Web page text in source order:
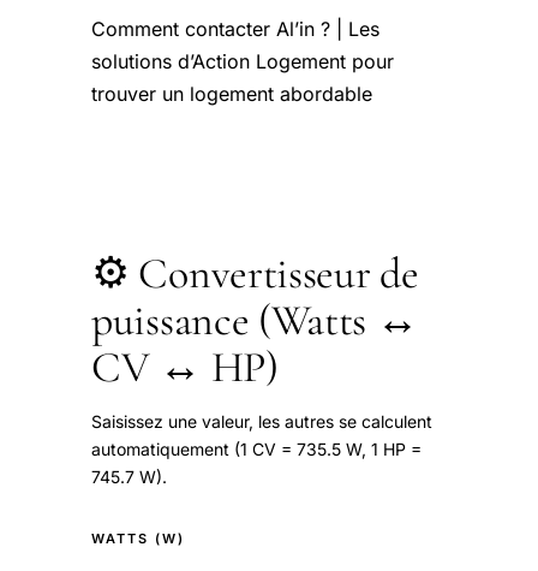
Comment contacter Al’in ? | Les
solutions d’Action Logement pour
trouver un logement abordable
⚙️ Convertisseur de
puissance (Watts ↔
CV ↔ HP)
Saisissez une valeur, les autres se calculent
automatiquement (1 CV = 735.5 W, 1 HP =
745.7 W).
WATTS (W)